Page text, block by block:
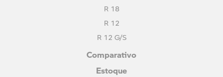
R 18
R 12
R 12 G/S
Comparativo
Estoque